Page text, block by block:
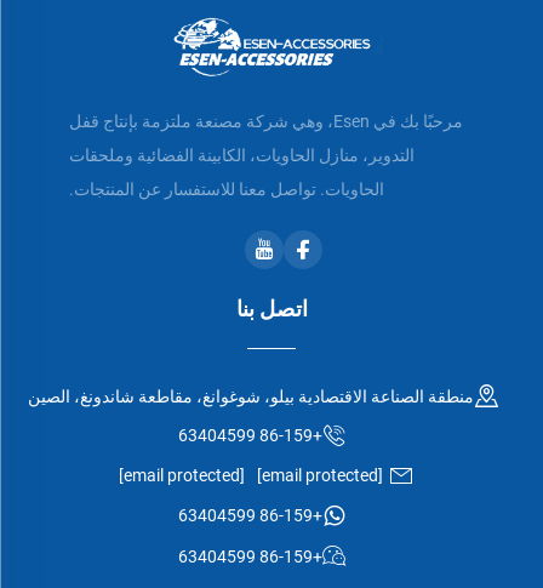
مرحبًا بك في Esen، وهي شركة مصنعة ملتزمة بإنتاج قفل
التدوير، منازل الحاويات، الكابينة الفضائية وملحقات
الحاويات. تواصل معنا للاستفسار عن المنتجات.
اتصل بنا
منطقة الصناعة الاقتصادية بيلو، شوغوانغ، مقاطعة شاندونغ، الصين
+86-159 63404599
[email protected]
[email protected]
+86-159 63404599
+86-159 63404599